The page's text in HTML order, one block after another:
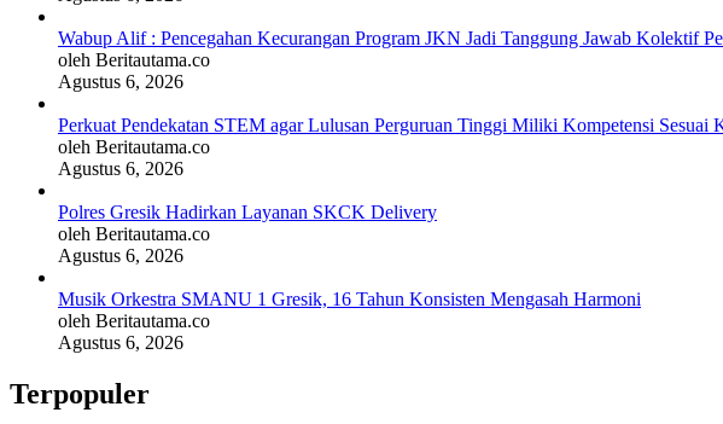
Wabup Alif : Pencegahan Kecurangan Program JKN Jadi Tanggung Jawab Kolektif
oleh Beritautama.co
Agustus 6, 2026
Perkuat Pendekatan STEM agar Lulusan Perguruan Tinggi Miliki Kompetensi Sesuai
oleh Beritautama.co
Agustus 6, 2026
Polres Gresik Hadirkan Layanan SKCK Delivery
oleh Beritautama.co
Agustus 6, 2026
Musik Orkestra SMANU 1 Gresik, 16 Tahun Konsisten Mengasah Harmoni
oleh Beritautama.co
Agustus 6, 2026
Terpopuler